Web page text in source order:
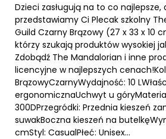
Dzieci zasługują na to co najlepsze,
przedstawiamy Ci Plecak szkolny
Guild Czarny Brązowy (27 x 33 x 10
którzy szukają produktów wysokiej
Zdobądź The Mandalorian i inne
licencyjne w najlepszych
BrązowyCzarnyWydajność: 10
ergonomicznaUchwyt u
300DPrzegródki: Przednia kieszeń
suwakBoczna kieszeń na
cmStyl: CasualPłeć: Unisex…